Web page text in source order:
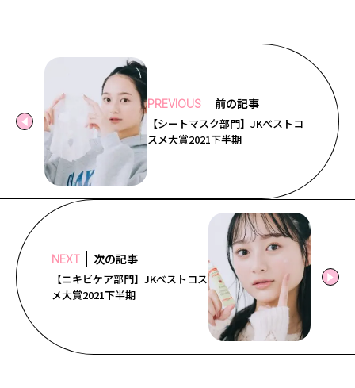
PREVIOUS 前の記事
【シートマスク部門】JKべストコ
スメ大賞2021下半期
NEXT 次の記事
【ニキビケア部門】JKべストコス
メ大賞2021下半期